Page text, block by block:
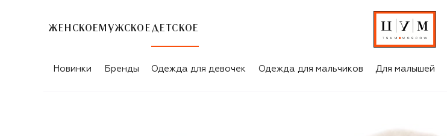
ЖЕНСКОЕ МУЖСКОЕ ДЕТСКОЕ
Новинки Бренды Одежда для девочек Одежда для мальчиков Для малышей